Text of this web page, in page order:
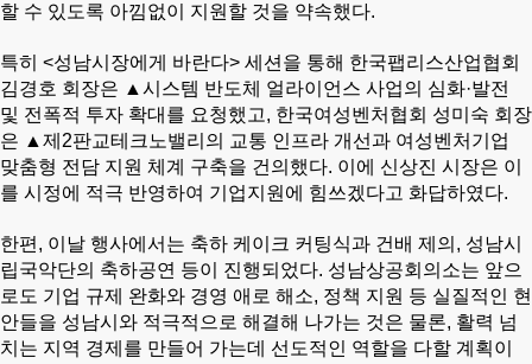
할 수 있도록 아낌없이 지원할 것을 약속했다.
특히 <성남시장에게 바란다> 세션을 통해 한국팹리스산업협회
김경호 회장은 ▲시스템 반도체 얼라이언스 사업의 심화·발전
및 전폭적 투자 확대를 요청했고, 한국여성벤처협회 성미숙 회장
은 ▲제2판교테크노밸리의 교통 인프라 개선과 여성벤처기업
맞춤형 전담 지원 체계 구축을 건의했다. 이에 신상진 시장은 이
를 시정에 적극 반영하여 기업지원에 힘쓰겠다고 화답하였다.
한편, 이날 행사에서는 축하 케이크 커팅식과 건배 제의, 성남시
립국악단의 축하공연 등이 진행되었다. 성남상공회의소는 앞으
로도 기업 규제 완화와 경영 애로 해소, 정책 지원 등 실질적인 현
안들을 성남시와 적극적으로 해결해 나가는 것은 물론, 활력 넘
치는 지역 경제를 만들어 가는데 선도적인 역할을 다할 계획이